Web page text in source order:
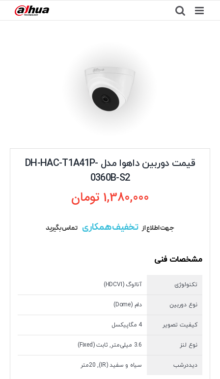
to
قیمت دوربین داهوا مدل DH-HAC-T1A41P-
0360B-S2
1,380,000 تومان
جهت اطلاع از تخفیف همکاری تماس بگیرید
مشخصات فنی
تکنولوژی آنالوگ (HDCVI)
نوع دوربین دام (Dome)
کیفیت تصویر 4 مگاپیکسل
نوع لنز 3.6 میلی‌متر, ثابت (Fixed)
دیددرشب سیاه و سفید (IR), 20متر